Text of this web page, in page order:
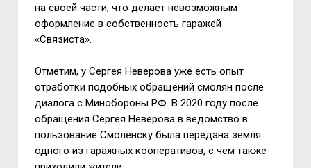
на своей части, что делает невозможным
оформление в собственность гаражей
«Связиста».
Отметим, у Сергея Неверова уже есть опыт
отработки подобных обращений смолян после
диалога с Минобороны РФ. В 2020 году после
обращения Сергея Неверова в ведомство в
пользование Смоленску была передана земля
одного из гаражных кооперативов, с чем также